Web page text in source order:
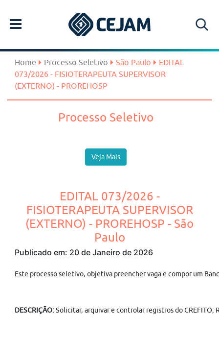
Home Processo Seletivo São Paulo
EDITAL
073/2026 - FISIOTERAPEUTA SUPERVISOR
(EXTERNO) - PROREHOSP
Processo Seletivo
Veja Mais
EDITAL 073/2026 -
FISIOTERAPEUTA SUPERVISOR
(EXTERNO) - PROREHOSP - São
Paulo
Publicado em: 20 de Janeiro de 2026
Este processo seletivo, objetiva preencher vaga e compor um
DESCRIÇÃO:Solicitar, arquivar e controlar registros do